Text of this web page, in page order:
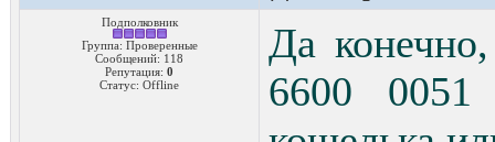
Подполковник
Группа: Проверенные
Сообщений: 118
Репутация: 0
Статус: Offline
Да
6600